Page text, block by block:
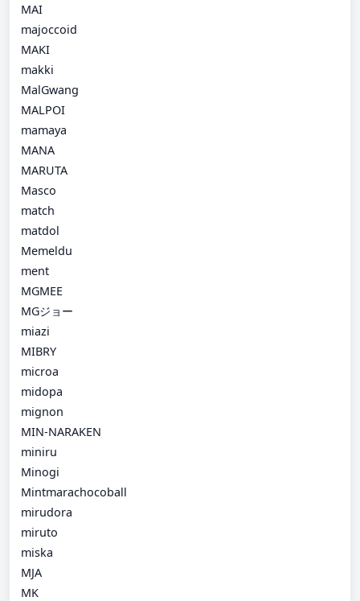
MAI
majoccoid
MAKI
makki
MalGwang
MALPOI
mamaya
MANA
MARUTA
Masco
match
matdol
Memeldu
ment
MGMEE
MGジョー
miazi
MIBRY
microa
midopa
mignon
MIN-NARAKEN
miniru
Minogi
Mintmarachocoball
mirudora
miruto
miska
MJA
MK